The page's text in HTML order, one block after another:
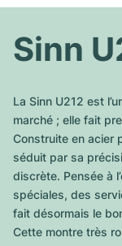
Tous les modèles
Modèles les plus
Air-King
Omega
Tous les modèles
Modèles les plus
Patek Philippe
Tous les modèles
Modèles les plus
Audemars Piguet
Tous les modèles
Cartier
Breitling
Montres
Bijoux
Tiffany
Louis Vuitton
Gebauer & Gebauer
Van Cleef & Arpels
Bvlgari
Nouveautés
Sale
Sinn
La Sinn U212 est
marché ; elle fait
Construite en acier
séduit par sa
discrète. Pensée à
spéciales, des
fait désormais le
Cette montre très